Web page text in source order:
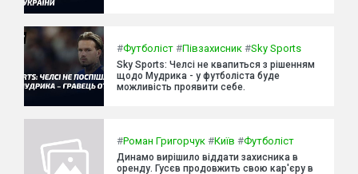
#Футболіст #Півзахисник #Sky Sports
Sky Sports: Челсі не квапиться з рішенням
щодо Мудрика - у футболіста буде
можливість проявити себе.
#Роман Григорчук #Київ #Футболіст
Динамо вирішило віддати захисника в
оренду. Гусєв продовжить свою кар'єру в